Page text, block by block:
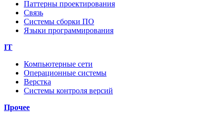
Паттерны проектирования
Связь
Системы сборки ПО
Языки программирования
IT
Компьютерные сети
Операционные системы
Верстка
Системы контроля версий
Прочее